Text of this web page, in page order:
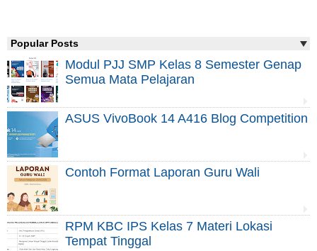
Popular Posts
Modul PJJ SMP Kelas 8 Semester Genap
Semua Mata Pelajaran
ASUS VivoBook 14 A416 Blog Competition
Contoh Format Laporan Guru Wali
RPM KBC IPS Kelas 7 Materi Lokasi
Tempat Tinggal